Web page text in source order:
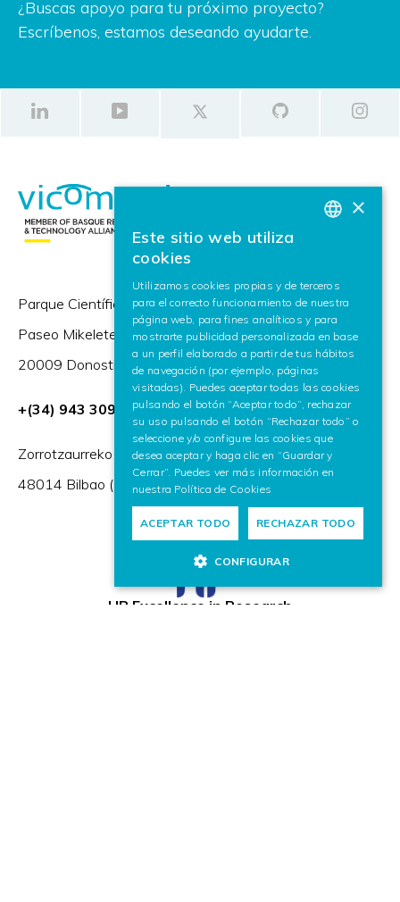
¿Buscas apoyo para tu próximo proyecto?
Escríbenos, estamos deseando ayudarte.
Parque Científico y Tecnológico de Gipuzkoa,
Paseo Mikeletegi 57,
20009 Donostia / San Sebastián (España)
+(34) 943 309 230
Zorrotzaurreko Erribera 2, Deusto,
48014 Bilbao (España)
HR Excellence in Research
ENGLISH
×
Este sitio web utiliza
cookies
Utilizamos cookies propias y de terceros
para el correcto funcionamiento de nuestra
página web, para fines analíticos y para
mostrarte publicidad personalizada en base
a un perfil elaborado a partir de tus hábitos
de navegación (por ejemplo, páginas
visitadas). Puedes aceptar todas las cookies
pulsando el botón “Aceptar todo”, rechazar
su uso pulsando el botón “Rechazar todo” o
seleccione y/o configure las cookies que
desea aceptar y haga clic en “Guardar y
Cerrar”. Puedes ver más información en
nuestra Política de Cookies
ACEPTAR TODO RECHAZAR TODO
CONFIGURAR